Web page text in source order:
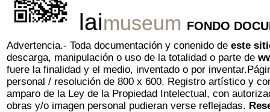
laimuseum FONDO
Advertencia.- Toda documentación y conenido de este
descarga, manipulación o uso de la totalidad o parte de
fuere la finalidad y el medio, inventado o por inventar.
personal / resolución de 800 x 600. Registro artístico y
amparo de la Ley de la Propiedad Intelectual, con
obras y/o imagen personal pudieran verse reflejadas.